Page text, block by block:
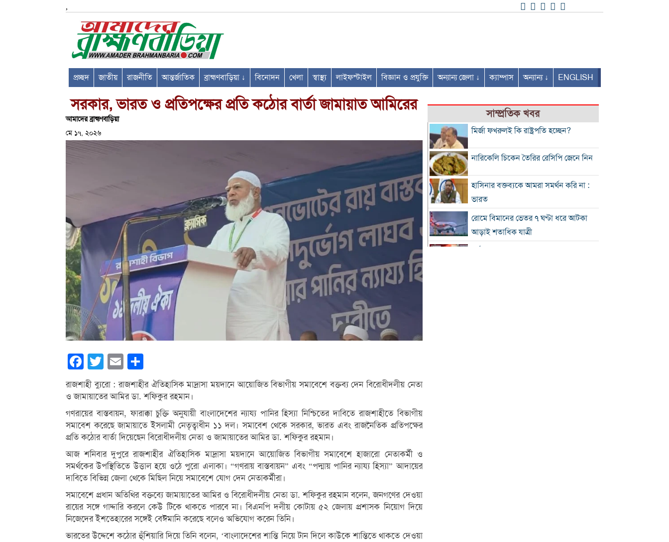
,
প্রচ্ছদ জাতীয় রাজনীতি আন্তর্জাতিক ব্রাহ্মণবাড়িয়া ↓ বিনোদন খেলা স্বাস্থ্য লাইফস্টাইল বিজ্ঞান ও প্রযুক্তি অন্যান্য জেলা ↓ ক্যাম্পাস অন্যান্য ↓ ENGLISH
সরকার, ভারত ও প্রতিপক্ষের প্রতি কঠোর বার্তা জামায়াত আমিরের
আমাদের ব্রাহ্মণবাড়িয়া
মে ১৭, ২০২৬
Facebook
Twitter Email
রাজশাহী ব্যুরো : রাজশাহীর ঐতিহাসিক মাদ্রাসা ময়দানে আয়োজিত বিভাগীয় সমাবেশে বক্তব্য দেন বিরোধীদলীয় নেতা
ও জামায়াতের আমির ডা. শফিকুর রহমান।
গণরায়ের বাস্তবায়ন, ফারাক্কা চুক্তি অনুযায়ী বাংলাদেশের ন্যায্য পানির হিস্যা নিশ্চিতের দাবিতে রাজশাহীতে বিভাগীয়
সমাবেশ করেছে জামায়াতে ইসলামী নেতৃত্বাধীন ১১ দল। সমাবেশ থেকে সরকার, ভারত এবং রাজনৈতিক প্রতিপক্ষের
প্রতি কঠোর বার্তা দিয়েছেন বিরোধীদলীয় নেতা ও জামায়াতের আমির ডা. শফিকুর রহমান।
আজ শনিবার দুপুরে রাজশাহীর ঐতিহাসিক মাদ্রাসা ময়দানে আয়োজিত বিভাগীয় সমাবেশে হাজারো নেতাকর্মী ও
সমর্থকের উপস্থিতিতে উত্তাল হয়ে ওঠে পুরো এলাকা। “গণরায় বাস্তবায়ন” এবং “পদ্মায় পানির ন্যায্য হিস্যা” আদায়ের
দাবিতে বিভিন্ন জেলা থেকে মিছিল নিয়ে সমাবেশে যোগ দেন নেতাকর্মীরা।
সমাবেশে প্রধান অতিথির বক্তব্যে জামায়াতের আমির ও বিরোধীদলীয় নেতা ডা. শফিকুর রহমান বলেন, জনগণের দেওয়া
রায়ের সঙ্গে গাদ্দারি করলে কেউ টিকে থাকতে পারবে না। বিএনপি দলীয় কোটায় ৫২ জেলায় প্রশাসক নিয়োগ দিয়ে
নিজেদের ইশতেহারের সঙ্গেই বেঈমানি করেছে বলেও অভিযোগ করেন তিনি।
ভারতের উদ্দেশে কঠোর হুঁশিয়ারি দিয়ে তিনি বলেন, ‘বাংলাদেশের শান্তি নিয়ে টান দিলে কাউকে শান্তিতে থাকতে দেওয়া
সাম্প্রতিক খবর
মির্জা ফখরুলই কি রাষ্ট্রপতি হচ্ছেন?
নারিকেলি চিকেন তৈরির রেসিপি জেনে নিন
হাসিনার বক্তব্যকে আমরা সমর্থন করি না :
ভারত
রোমে বিমানের ভেতর ৭ ঘণ্টা ধরে আটকা
আড়াই শতাধিক যাত্রী